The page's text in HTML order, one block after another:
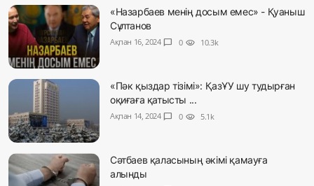
«Назарбаев менің досым емес» - Қуаныш
Сұлтанов
Ақпан 16, 2024 chat_bubble 0 visibility 10.3k
«Пәк қыздар тізімі»: ҚазҰУ шу тудырған
оқиғаға қатысты ...
Ақпан 14, 2024 chat_bubble 0 visibility 5.1k
Сәтбаев қаласының әкімі қамауға
алынды